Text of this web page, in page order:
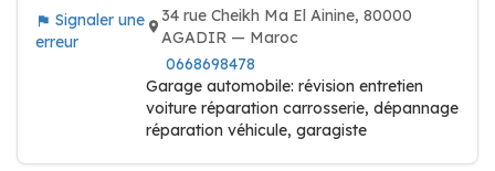
Signaler une
erreur
34 rue Cheikh Ma El Ainine, 80000
AGADIR — Maroc
0668698478
Garage automobile: révision entretien
voiture réparation carrosserie, dépannage
réparation véhicule, garagiste